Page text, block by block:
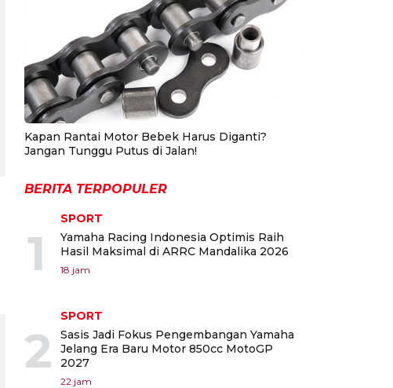
Kapan Rantai Motor Bebek Harus Diganti?
Jangan Tunggu Putus di Jalan!
BERITA TERPOPULER
1
SPORT
Yamaha Racing Indonesia Optimis Raih
Hasil Maksimal di ARRC Mandalika 2026
18 jam
2
SPORT
Sasis Jadi Fokus Pengembangan Yamaha
Jelang Era Baru Motor 850cc MotoGP
2027
22 jam